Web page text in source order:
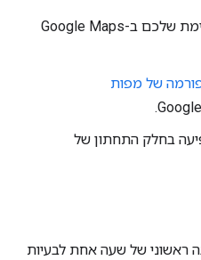
כדי לבדוק מה רמת התמיכה הקיימת שלכם ב-Google Maps
של מפות
בחלק התחתון של
ראשוני של שעה אחת לבעיות